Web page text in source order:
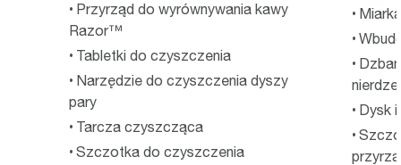
Przyrząd do wyrównywania kawy
Razor™
Tabletki do czyszczenia
Narzędzie do czyszczenia dyszy
pary
Tarcza czyszcząca
Szczotka do czyszczenia
Dysk